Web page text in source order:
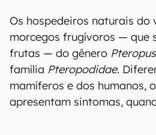
Os hospedeiros naturais do
morcegos frugívoros — que
frutas — do gênero Pteropus
família Pteropodidae.
mamíferos e dos humanos,
apresentam sintomas,